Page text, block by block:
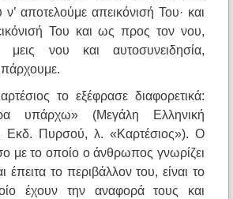
αποτελούμε απεικόνισή Του· και
Του και ως προς τον νου,
μεις νου και αυτοσυνειδησία,
το εξέφρασε διαφορετικά:
υπάρχω» (Μεγάλη Ελληνική
Εκδ. Πυρσού, λ. «Καρτέσιος»). Ο
με το οποίο ο άνθρωπος γνωρίζει
έπειτα το περιβάλλον του, είναι το
έχουν την αναφορά τους και